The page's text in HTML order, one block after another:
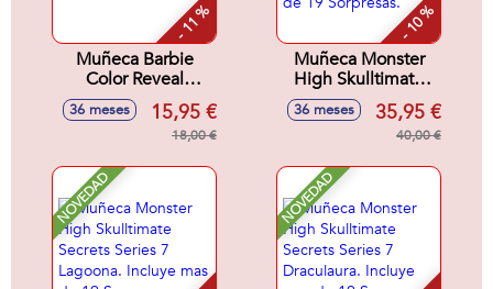
- 11 %
Muñeca Barbie
Color Reveal
Sirenas 32x8x8 cm
36 meses 15,95 €
18,00 €
- 10 %
Muñeca Monster
High Skulltimate
Secrets Series 7
Jinafire Incluye mas
de 19 Sorpresas.
36 meses 35,95 €
40,00 €
NOVEDAD NOVEDAD